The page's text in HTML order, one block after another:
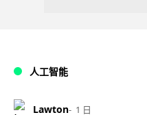
人工智能
Lawton 1 日